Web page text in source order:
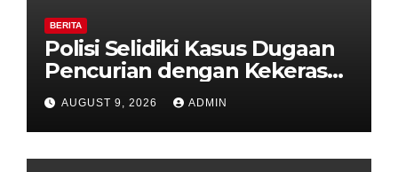
BERITA
Polisi Selidiki Kasus Dugaan
Pencurian dengan Kekerasan
di Counter HP Royal Phone
Ambarawa.
AUGUST 9, 2026 ADMIN